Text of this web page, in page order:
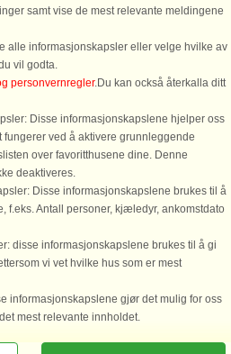
Ring oss for å bestille
tilbyder et unikt ophold direkte på
havet og i gåafstand fra den
historiske sejlerby Rudkøbing. Her
skaber de blide lyde af vandet og
fra 6.413 NOK
3, 2. - 1114 København K - Danmark
samt vise de mest relevante meldingene
alle informasjonskapsler eller velge hvilke av
vil godta.
personvernregler.Du kan också återkalla ditt
Disse informasjonskapslene hjelper oss
fungerer ved å aktivere grunnleggende
over favoritthusene dine. Denne
deaktiveres.
Disse informasjonskapslene brukes til å
f.eks. Antall personer, kjæledyr, ankomstdato
disse informasjonskapslene brukes til å gi
vi vet hvilke hus som er mest
informasjonskapslene gjør det mulig for oss
mest relevante innholdet.